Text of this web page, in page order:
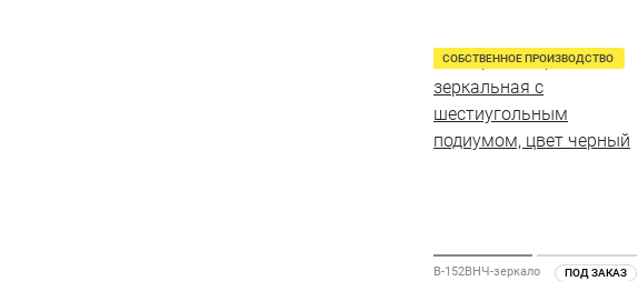
СОБСТВЕННОЕ ПРОИЗВОДСТВО
ПОД ЗАКАЗ
В-152ВНЧ-зеркало